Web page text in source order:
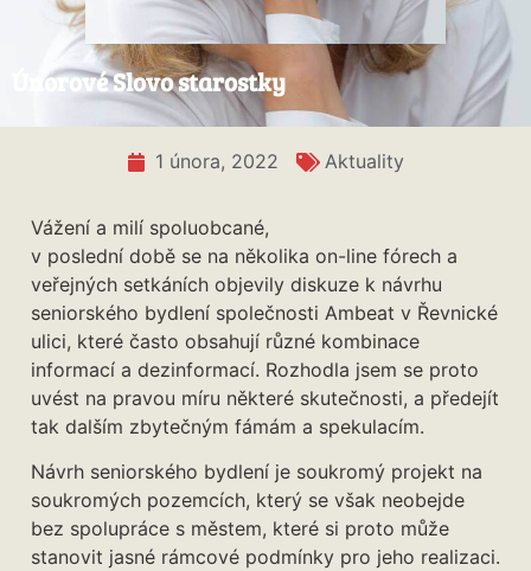
Únorové Slovo starostky
1 února, 2022 Aktuality
Vážení a milí spoluobcané,
v poslední době se na několika on-line fórech a
veřejných setkáních objevily diskuze k návrhu
seniorského bydlení společnosti Ambeat v Řevnické
ulici, které často obsahují různé kombinace
informací a dezinformací. Rozhodla jsem se proto
uvést na pravou míru některé skutečnosti, a předejít
tak dalším zbytečným fámám a spekulacím.
Návrh seniorského bydlení je soukromý projekt na
soukromých pozemcích, který se však neobejde
bez spolupráce s městem, které si proto může
stanovit jasné rámcové podmínky pro jeho realizaci.